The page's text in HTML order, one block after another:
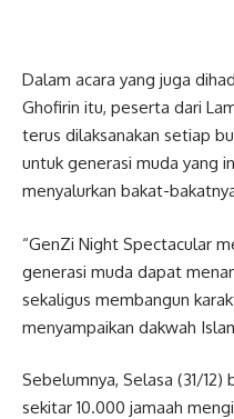
Dalam acara yang juga
Ghofirin itu, peserta dari
terus dilaksanakan setiap
untuk generasi muda yang
menyalurkan bakat-
“GenZi Night Spectacular
generasi muda dapat
sekaligus membangun
menyampaikan dakwah
Sebelumnya, Selasa (31/
sekitar 10.000 jamaah